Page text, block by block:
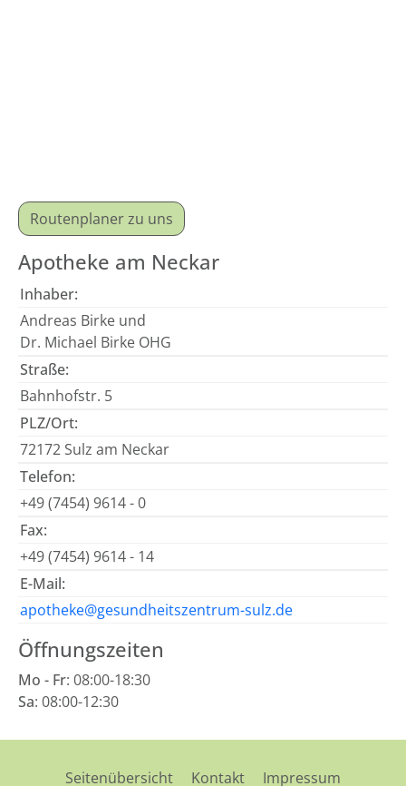
Routenplaner zu uns
Apotheke am Neckar
Inhaber:
Andreas Birke und
Dr. Michael Birke OHG
Straße:
Bahnhofstr. 5
PLZ/Ort:
72172 Sulz am Neckar
Telefon:
+49 (7454) 9614 - 0
Fax:
+49 (7454) 9614 - 14
E-Mail:
apotheke@gesundheitszentrum-sulz.de
Öffnungszeiten
Mo - Fr: 08:00-18:30
Sa: 08:00-12:30
Seitenübersicht Kontakt Impressum